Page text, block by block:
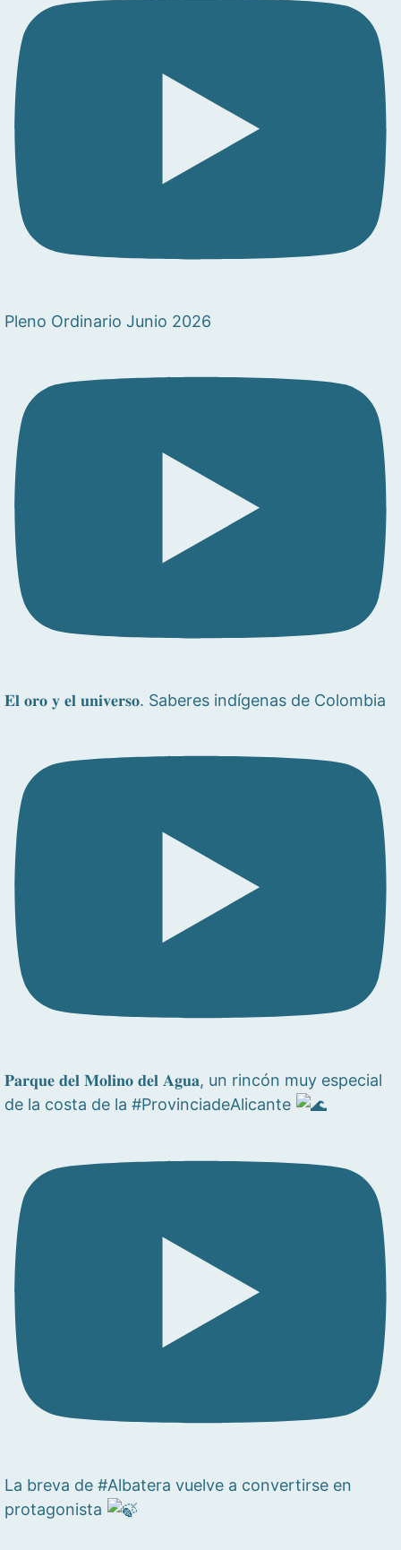
Pleno Ordinario Junio 2026
𝐄𝐥 𝐨𝐫𝐨 𝐲 𝐞𝐥 𝐮𝐧𝐢𝐯𝐞𝐫𝐬𝐨. Saberes indígenas de Colombia
𝐏𝐚𝐫𝐪𝐮𝐞 𝐝𝐞𝐥 𝐌𝐨𝐥𝐢𝐧𝐨 𝐝𝐞𝐥 𝐀𝐠𝐮𝐚, un rincón muy especial
de la costa de la #ProvinciadeAlicante
La breva de #Albatera vuelve a convertirse en
protagonista